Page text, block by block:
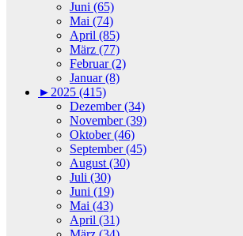
Juni (65)
Mai (74)
April (85)
März (77)
Februar (2)
Januar (8)
► 2025 (415)
Dezember (34)
November (39)
Oktober (46)
September (45)
August (30)
Juli (30)
Juni (19)
Mai (43)
April (31)